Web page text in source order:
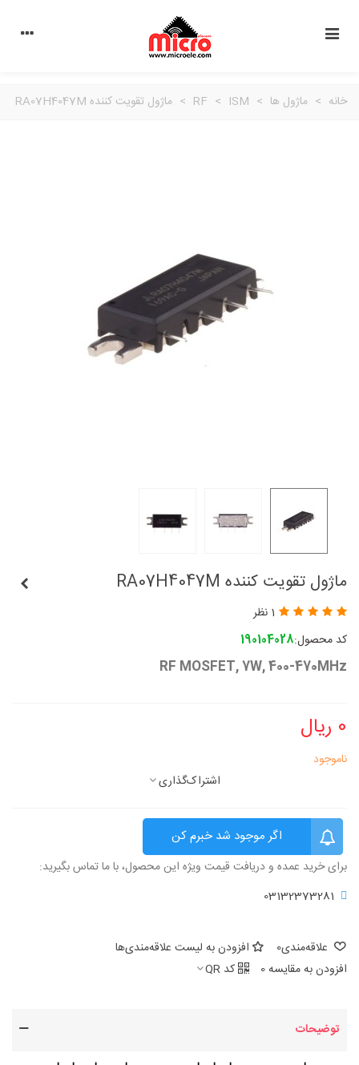
خانه > ماژول ها >
RF > ISM
> ماژول تقویت کننده RA07H4047M
ماژول تقویت کننده RA07H4047M
1 نظر
کد محصول:190104028
RF MOSFET, 7W, 400-470MHz
0 ریال
ناموجود
اشتراک‌گذاری
اگر موجود شد خبرم کن
برای خرید عمده و دریافت قیمت ویژه این محصول، با ما تماس بگیرید:
03132373281
علاقه‌مندی0
افزودن به لیست علاقه‌مندی‌ها
افزودن به مقایسه0 کد QR
توضیحات